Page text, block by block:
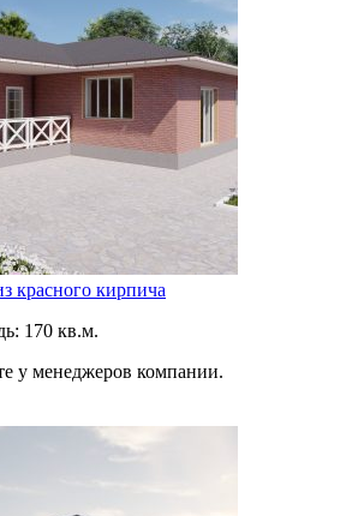
красного кирпича
170 кв.м.
у менеджеров компании.